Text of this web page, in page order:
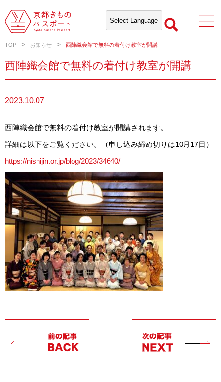
TOP お知らせ 西陣織会館で無料の着付け教室が開講
西陣織会館で無料の着付け教室が開講
2023.10.07
西陣織会館で無料の着付け教室が開講されます。
詳細は以下をご覧ください。（申し込み締め切りは10月17日）
https://nishijin.or.jp/blog/2023/34640/